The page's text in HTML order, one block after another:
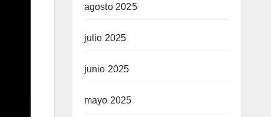
agosto 2025
julio 2025
junio 2025
mayo 2025